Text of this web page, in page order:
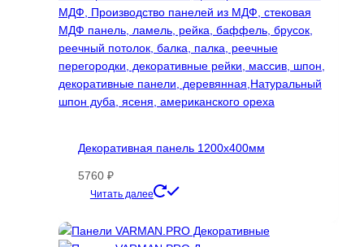
Декоративная панель 1200х400мм
5760 ₽
Читать далее
имеет